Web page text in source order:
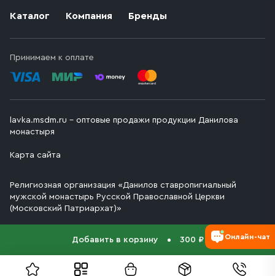
Добавить в корзину 300 ₽
Каталог Компания Бренды
Принимаем к оплате
lavka.msdm.ru – оптовые продажи продукции Данилова
монастыря
Карта сайта
Религиозная организация «Данилов ставропигиальный
мужской монастырь Русской Православной Церкви
(Московский Патриархат)»
Онлайн-чат